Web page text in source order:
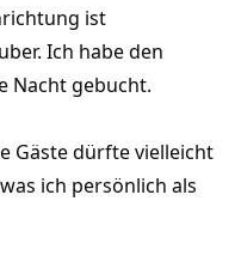
ist
Ich habe den
Nacht gebucht.
Gäste dürfte vielleicht
ich persönlich als